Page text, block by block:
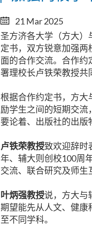
21 Mar 2025
圣方济各大学（方大）
定书，双方锐意加强
面的合作交流。合作
署理校长卢铁荣教授共
根据合作约定书，方大
励学生之间的短期交
要论着、出版社的出版
卢铁荣教授致欢迎辞时
年、辅大则创校100周
交流、联合研究及师
叶炳强教授说，方大与
期望能先从人文、健康
至不同学科。